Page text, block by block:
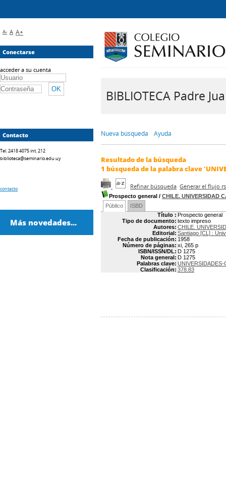
BIBLIOTECA Padre
Nueva búsqueda Ayuda
Resultado de la búsqueda
1 búsqueda de la palabra clave
Refinar búsqueda Generar el flujo
Prospecto general / CHILE. UNIVERSIDAD
Público
ISBD
Título : Prospecto general
Tipo de documento: texto impreso
Autores: CHILE.
Editorial: Santiago [CL] :
Fecha de publicación: 1958
Número de páginas: xi, 265 p
ISBN/ISSN/DL: D 1275
Nota general: D 1275
Palabras clave: UNIVERSIDADES-
Clasificación: 378.83
A- A A+
Conectarse
acceder a su cuenta
Contacto
Tel. 2418 4075 int. 212
biblioteca@seminario.edu.uy
contacto
Más novedades...